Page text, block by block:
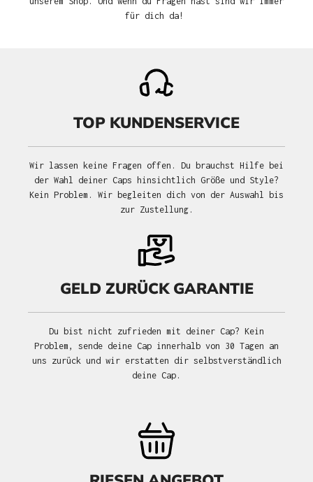
für dich da!
TOP KUNDENSERVICE
Wir lassen keine Fragen offen. Du brauchst Hilfe bei
der Wahl deiner Caps hinsichtlich Größe und Style?
Kein Problem. Wir begleiten dich von der Auswahl bis
zur Zustellung.
GELD ZURÜCK GARANTIE
Du bist nicht zufrieden mit deiner Cap? Kein
Problem, sende deine Cap innerhalb von 30 Tagen an
uns zurück und wir erstatten dir selbstverständlich
deine Cap.